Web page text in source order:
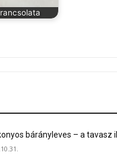
bárányleves – a tavasz